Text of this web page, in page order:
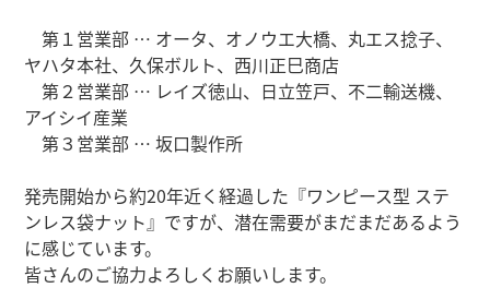
第１営業部 … オータ、オノウエ大橋、丸エス捻子、
ヤハタ本社、久保ボルト、西川正巳商店
第２営業部 … レイズ徳山、日立笠戸、不二輸送機、
アイシイ産業
第３営業部 … 坂口製作所
発売開始から約20年近く経過した『ワンピース型 ステ
ンレス袋ナット』ですが、潜在需要がまだまだあるよう
に感じています。
皆さんのご協力よろしくお願いします。